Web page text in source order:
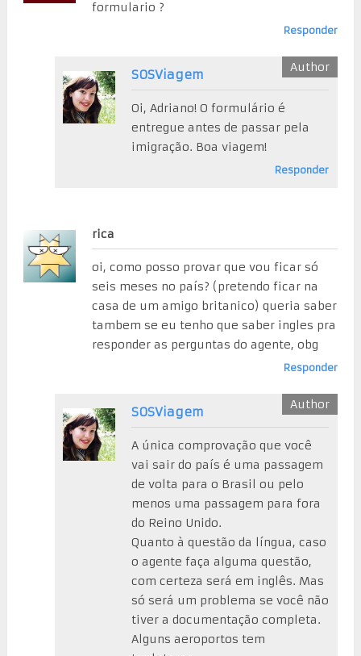
formulario ?
Responder
SOSViagem
Oi, Adriano! O formulário é
entregue antes de passar pela
imigração. Boa viagem!
Responder
rica
oi, como posso provar que vou ficar só
seis meses no país? (pretendo ficar na
casa de um amigo britanico) queria saber
tambem se eu tenho que saber ingles pra
responder as perguntas do agente, obg
Responder
SOSViagem
A única comprovação que você
vai sair do país é uma passagem
de volta para o Brasil ou pelo
menos uma passagem para fora
do Reino Unido.
Quanto à questão da língua, caso
o agente faça alguma questão,
com certeza será em inglês. Mas
só será um problema se você não
tiver a documentação completa.
Alguns aeroportos tem